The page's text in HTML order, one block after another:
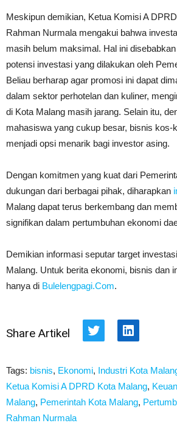
Meskipun demikian, Ketua Komisi A
Rahman Nurmala mengakui bahwa
masih belum maksimal. Hal ini
potensi investasi yang dilakukan oleh
Beliau berharap agar promosi ini dapat
dalam sektor perhotelan dan kuliner,
di Kota Malang masih jarang. Selain itu,
mahasiswa yang cukup besar, bisnis kos-
menjadi opsi menarik bagi investor asing.
Dengan komitmen yang kuat dari
dukungan dari berbagai pihak, diharapkan
Malang dapat terus berkembang dan
signifikan dalam pertumbuhan ekonomi
Demikian informasi seputar target
Malang. Untuk berita ekonomi, bisnis dan
hanya di Bulelengpagi.Com.
Share Artikel Twitter LinkedIn
Tags: bisnis, Ekonomi, Industri Kota
Ketua Komisi A DPRD Kota Malang,
Malang, Pemerintah Kota Malang,
Rahman Nurmala